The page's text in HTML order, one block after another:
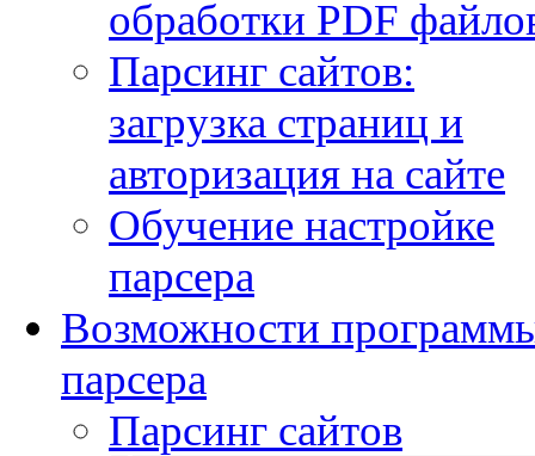
обработки PDF
Парсинг сайтов:
загрузка страниц и
авторизация на сайте
Обучение настройке
парсера
Возможности
парсера
Парсинг сайтов